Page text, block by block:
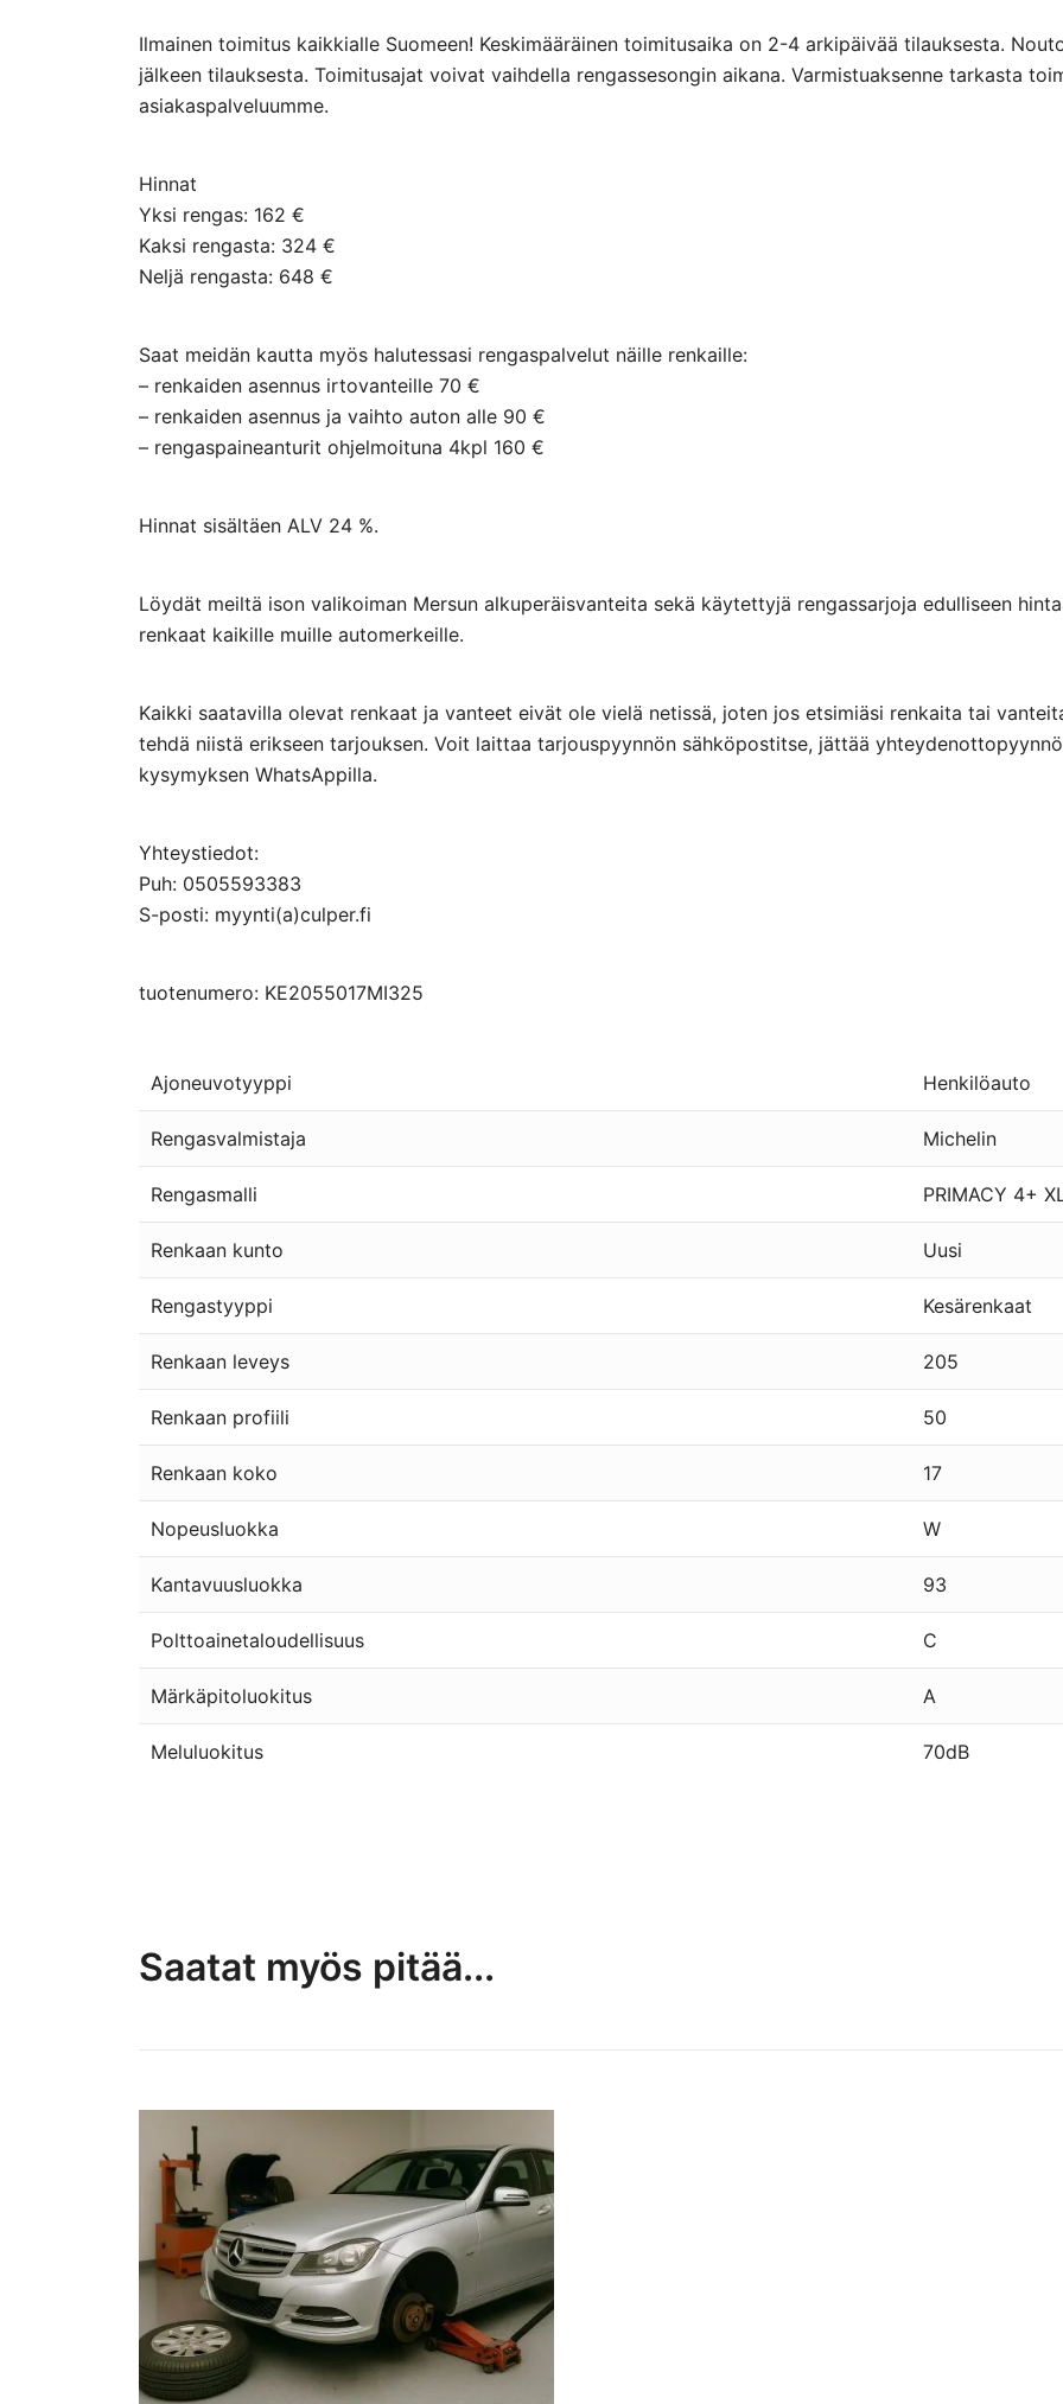
Ilmainen toimitus kaikkialle Suomeen! Keskimääräinen toimitusaika on 2-4 arkipäivää tilauksesta.
jälkeen tilauksesta. Toimitusajat voivat vaihdella rengassesongin aikana. Varmistuaksenne tarkasta
asiakaspalveluumme.
Hinnat
Yksi rengas: 162 €
Kaksi rengasta: 324 €
Neljä rengasta: 648 €
Saat meidän kautta myös halutessasi rengaspalvelut näille renkaille:
– renkaiden asennus irtovanteille 70 €
– renkaiden asennus ja vaihto auton alle 90 €
– rengaspaineanturit ohjelmoituna 4kpl 160 €
Hinnat sisältäen ALV 24 %.
Löydät meiltä ison valikoiman Mersun alkuperäisvanteita sekä käytettyjä rengassarjoja edulliseen
renkaat kaikille muille automerkeille.
Kaikki saatavilla olevat renkaat ja vanteet eivät ole vielä netissä, joten jos etsimiäsi renkaita tai
tehdä niistä erikseen tarjouksen. Voit laittaa tarjouspyynnön sähköpostitse, jättää
kysymyksen WhatsAppilla.
Yhteystiedot:
Puh: 0505593383
S-posti: myynti(a)culper.fi
tuotenumero: KE2055017MI325
Ajoneuvotyyppi Henkilöauto
Rengasvalmistaja Michelin
Rengasmalli PRIMACY 4+
Renkaan kunto Uusi
Rengastyyppi Kesärenkaat
Renkaan leveys 205
Renkaan profiili 50
Renkaan koko 17
Nopeusluokka W
Kantavuusluokka 93
Polttoainetaloudellisuus C
Märkäpitoluokitus A
Meluluokitus 70dB
Saatat myös pitää...